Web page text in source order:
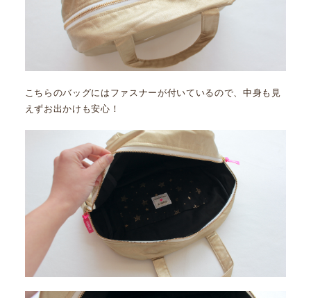
こちらのバッグにはファスナーが付いているので、中身も見
えずお出かけも安心！